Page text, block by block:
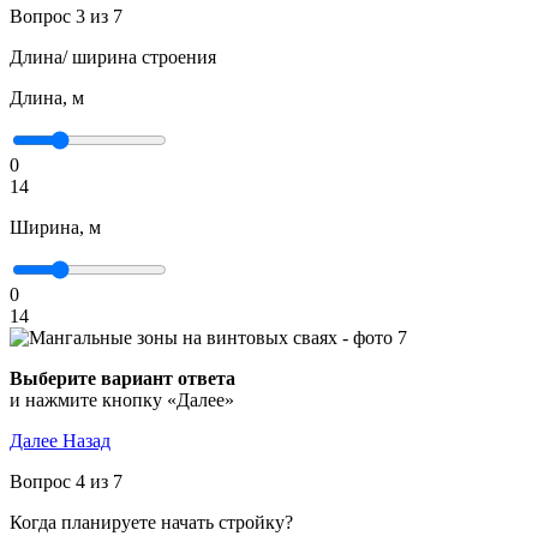
Вопрос 3 из 7
Длина/ ширина строения
Длина, м
0
14
Ширина, м
0
14
Выберите вариант ответа
и нажмите кнопку «Далее»
Далее Назад
Вопрос 4 из 7
Когда планируете начать стройку?